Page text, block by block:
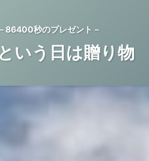
－86400秒のプレゼント－
いう日は贈り物